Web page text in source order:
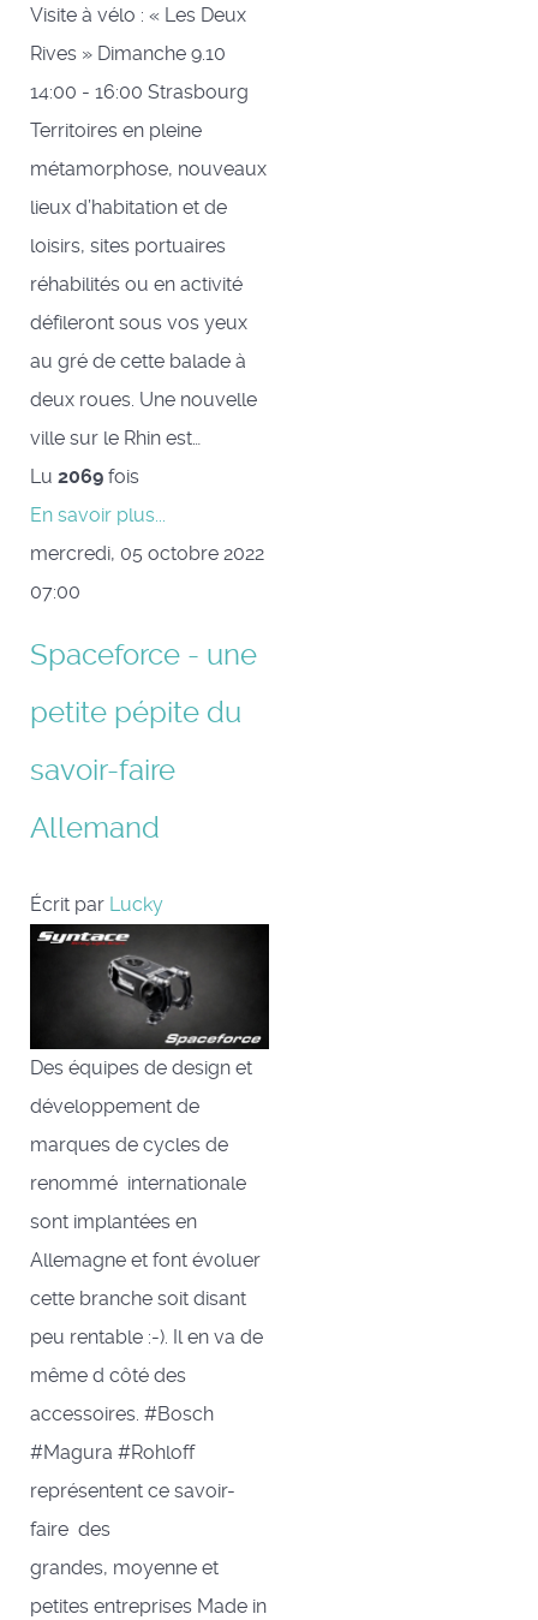
Visite à vélo : « Les Deux
Rives » Dimanche 9.10
14:00 - 16:00 Strasbourg
Territoires en pleine
métamorphose, nouveaux
lieux d’habitation et de
loisirs, sites portuaires
réhabilités ou en activité
défileront sous vos yeux
au gré de cette balade à
deux roues. Une nouvelle
ville sur le Rhin est…
Lu 2069 fois
En savoir plus...
mercredi, 05 octobre 2022
07:00
Spaceforce - une
petite pépite du
savoir-faire
Allemand
Écrit par Lucky
Des équipes de design et
développement de
marques de cycles de
renommé internationale
sont implantées en
Allemagne et font évoluer
cette branche soit disant
peu rentable :-). Il en va de
même d côté des
accessoires. #Bosch
#Magura #Rohloff
représentent ce savoir-
faire des
grandes, moyenne et
petites entreprises Made in